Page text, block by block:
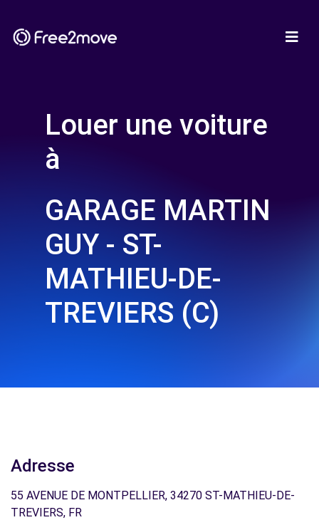
Louer une voiture
à
GARAGE MARTIN
GUY - ST-
MATHIEU-DE-
TREVIERS (C)
Adresse
55 AVENUE DE MONTPELLIER, 34270 ST-MATHIEU-DE-
TREVIERS, FR